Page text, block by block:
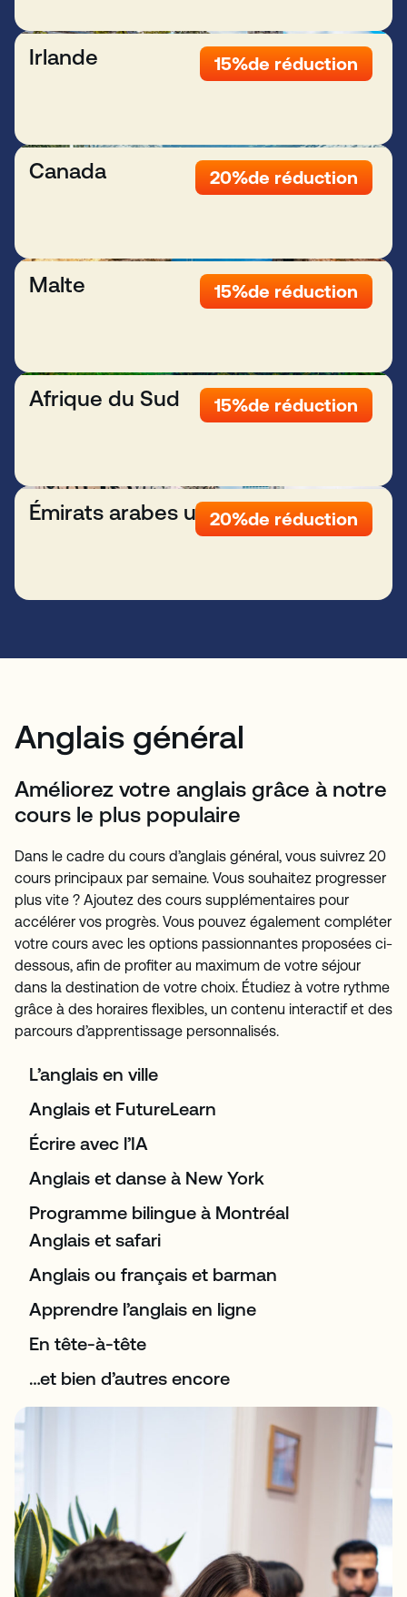
15%de réduction
Irlande
20%de réduction
Canada
15%de réduction
Malte
15%de réduction
Afrique du Sud
20%de réduction
Émirats arabes unis
Anglais général
Améliorez votre anglais grâce à notre
cours le plus populaire
Dans le cadre du cours d’anglais général, vous suivrez 20
cours principaux par semaine. Vous souhaitez progresser
plus vite ? Ajoutez des cours supplémentaires pour
accélérer vos progrès. Vous pouvez également compléter
votre cours avec les options passionnantes proposées ci-
dessous, afin de profiter au maximum de votre séjour
dans la destination de votre choix. Étudiez à votre rythme
grâce à des horaires flexibles, un contenu interactif et des
parcours d’apprentissage personnalisés.
L’anglais en ville
Anglais et FutureLearn
Écrire avec l’IA
Anglais et danse à New York
Programme bilingue à Montréal
Anglais et safari
Anglais ou français et barman
Apprendre l’anglais en ligne
En tête-à-tête
…et bien d’autres encore